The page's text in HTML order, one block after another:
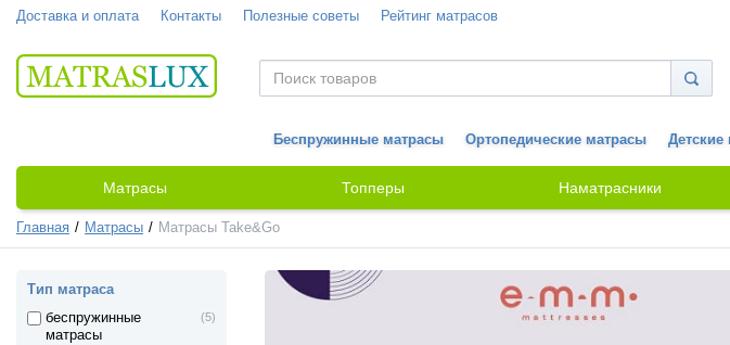
Доставка и оплата Контакты Полезные советы Рейтинг матрасов
Беспружинные матрасы Ортопедические матрасы Детские
Матрасы Топперы Наматрасники
Главная Матрасы Матрасы Take&Go
Тип матраса
беспружинные
матрасы
(5)